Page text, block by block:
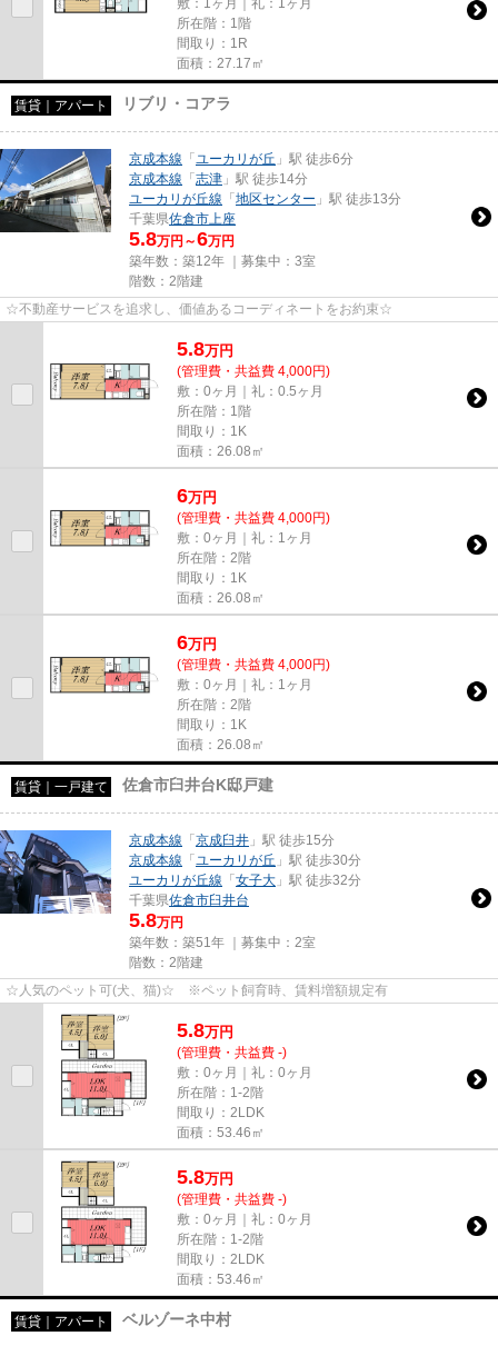
所在階：1階
間取り：1R
面積：27.17㎡
賃貸｜アパート リブリ・コアラ
京成本線 「 ユーカリが丘 」駅 徒歩6分
京成本線 「志津 」駅 徒歩14分
ユーカリが丘線 「地区センター 」駅 徒歩13分
千葉県佐倉市 上座
5.8万円～6万円
築年数：築12年 ｜募集中： 3室
階数：2階建
☆不動産サービスを追求し、価値あるコーディネートをお約束☆
5.8万円
(管理費・共益費 4,000円)
敷：0ヶ月｜礼：0.5ヶ月
所在階：1階
間取り：1K
面積：26.08㎡
6万円
(管理費・共益費 4,000円)
敷：0ヶ月｜礼：1ヶ月
所在階：2階
間取り：1K
面積：26.08㎡
6万円
(管理費・共益費 4,000円)
敷：0ヶ月｜礼：1ヶ月
所在階：2階
間取り：1K
面積：26.08㎡
賃貸｜一戸建て 佐倉市臼井台K邸戸建
京成本線 「京成臼井 」駅 徒歩15分
京成本線 「 ユーカリが丘 」駅 徒歩30分
ユーカリが丘線 「女子大 」駅 徒歩32分
千葉県佐倉市臼井台
5.8万円
築年数：築51年 ｜募集中： 2室
階数：2階建
☆人気のペット可(犬、猫)☆ ※ペット飼育時、賃料増額規定有
5.8万円
(管理費・共益費 -)
敷：0ヶ月｜礼：0ヶ月
所在階：1-2階
間取り：2LDK
面積：53.46㎡
5.8万円
(管理費・共益費 -)
敷：0ヶ月｜礼：0ヶ月
所在階：1-2階
間取り：2LDK
面積：53.46㎡
賃貸｜アパート ベルゾーネ中村